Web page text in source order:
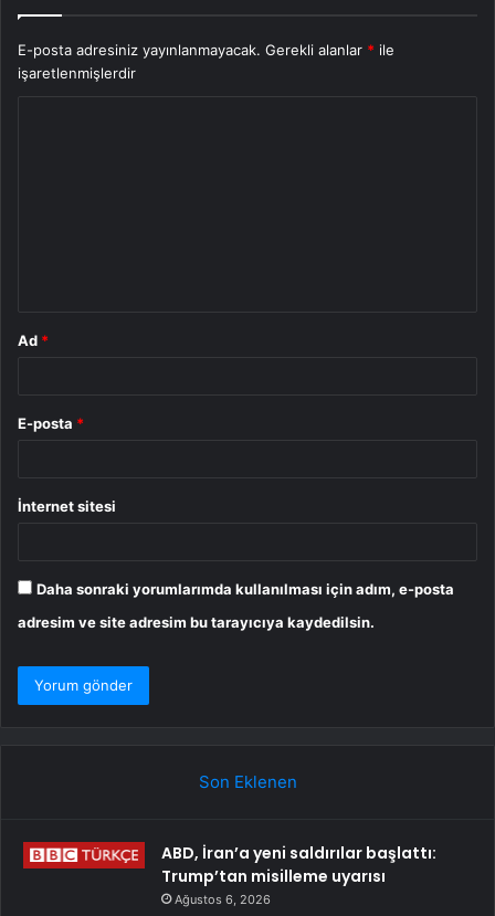
E-posta adresiniz yayınlanmayacak. Gerekli alanlar * ile
işaretlenmişlerdir
Ad *
E-posta *
İnternet sitesi
Daha sonraki yorumlarımda kullanılması için adım, e-posta
adresim ve site adresim bu tarayıcıya kaydedilsin.
Son Eklenen
ABD, İran’a yeni saldırılar başlattı:
Trump’tan misilleme uyarısı
Ağustos 6, 2026